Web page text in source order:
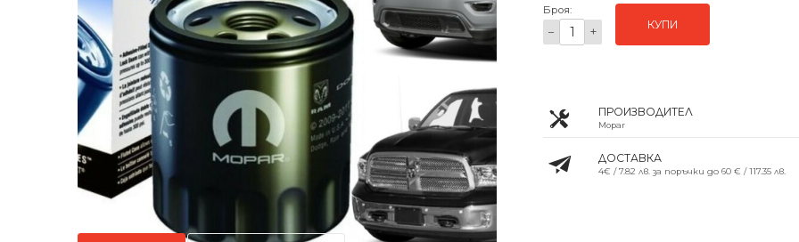
Броя:
− + КУПИ
ПРОИЗВОДИТЕЛ
Mopar
ДОСТАВКА
4€ / 7.82 лв. за поръчки до 60 € / 117.35 лв.